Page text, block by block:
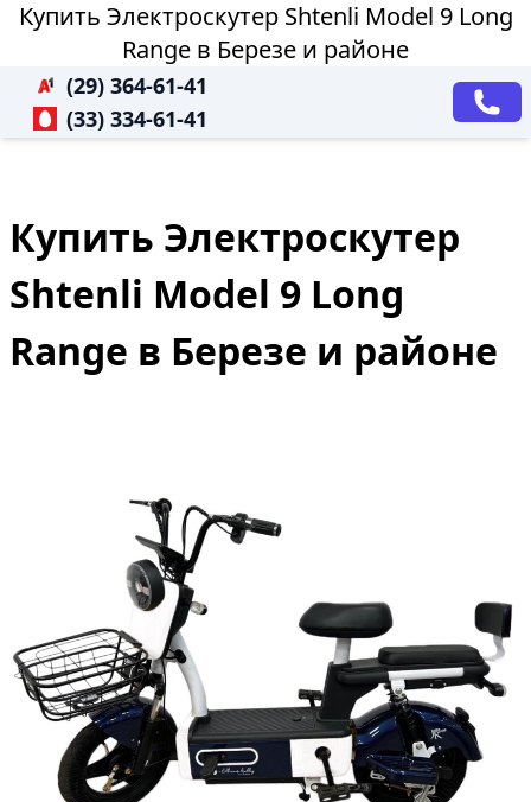
Купить Электроскутер Shtenli Model 9 Long
Range в Березе и районе
(29) 364-61-41
(33) 334-61-41
Купить Электроскутер
Shtenli Model 9 Long
Range в Березе и районе